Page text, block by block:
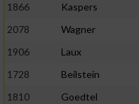
1866
Kaspers
2078
Wagner
1906
Laux
1728
Beilstein
1810
Goedtel